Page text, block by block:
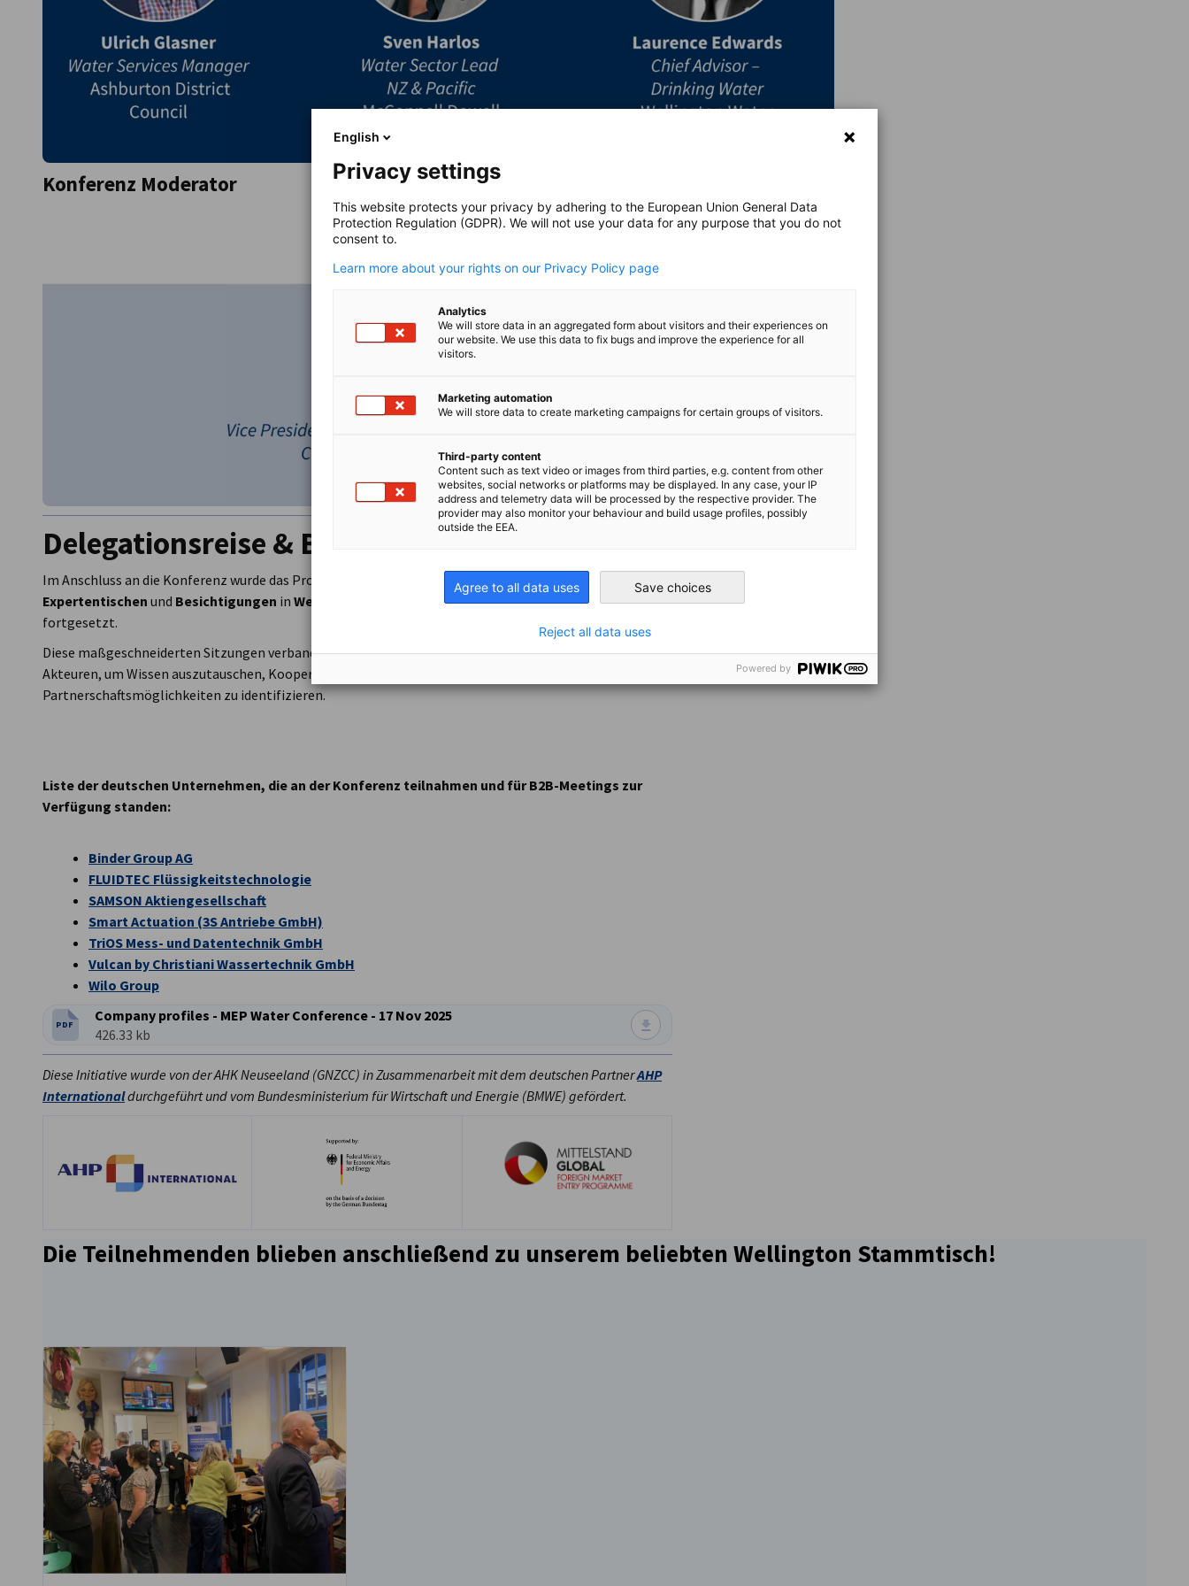
Konferenz Moderator
Delegationsreise & B2B Meetings
Im Anschluss an die Konferenz wurde das Programm für die Delegation mit B2B-Gesprächen
Expertentischen und Besichtigungen in Wellington Aucklandvom 17. bis 21. November 2025
fortgesetzt.
Diese maßgeschneiderten Sitzungen verbanden deutsche Unternehmen direkt mit neuseeländischen
Akteuren, um Wissen auszutauschen, Kooperationen zu erkunden und konkrete
Partnerschaftsmöglichkeiten zu identifizieren.
Liste der deutschen Unternehmen, die an der Konferenz teilnahmen und für B2B-Meetings zur
Verfügung standen:
Binder Group AG
FLUIDTEC Flüssigkeitstechnologie
SAMSON Aktiengesellschaft
Smart Actuation (3S Antriebe GmbH)
TriOS Mess- und Datentechnik GmbH
Vulcan by Christiani Wassertechnik GmbH
Wilo Group
DATEITYP:
PDF
Company profiles - MEP Water Conference - 17 Nov 2025
Dateigröße:
426.33 kb
Diese Initiative wurde von der AHK Neuseeland (GNZCC) in Zusammenarbeit mit dem deutschen PartnerAHP
Internationaldurchgeführt und vom Bundesministerium für Wirtschaft und Energie (BMWE) gefördert.
Die Teilnehmenden blieben anschließend zu unserem beliebten Wellington Stammtisch!
English
Privacy settings
This website protects your privacy by adhering to the European Union General Data
Protection Regulation (GDPR). We will not use your data for any purpose that you do not
consent to.
Learn more about your rights on our Privacy Policy page
Analytics
We will store data in an aggregated form about visitors and their experiences on
our website. We use this data to fix bugs and improve the experience for all
visitors.
Marketing automation
We will store data to create marketing campaigns for certain groups of visitors.
Third-party content
Content such as text video or images from third parties, e.g. content from other
websites, social networks or platforms may be displayed. In any case, your IP
address and telemetry data will be processed by the respective provider. The
provider may also monitor your behaviour and build usage profiles, possibly
outside the EEA.
Agree to all data uses Save choices
Reject all data uses
Powered by